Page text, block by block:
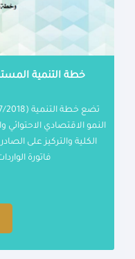
خطة التنمية المستدامة
النمو الاقتصادي
الكلية والتركيز على
فاتورة